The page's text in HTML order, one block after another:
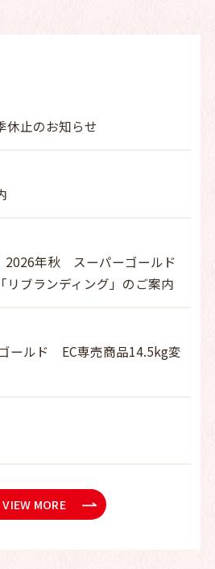
止のお知らせ
2026年秋 スーパーゴールド
リブランディング」のご案内
ールド EC専売商品14.5kg変
VIEW MORE